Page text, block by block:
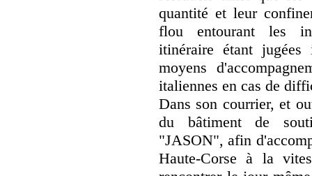
quantité et leur
flou entourant les
itinéraire étant jugées
moyens
italiennes en cas de
Dans son courrier, et
du bâtiment de
"JASON", afin
Haute-Corse à la